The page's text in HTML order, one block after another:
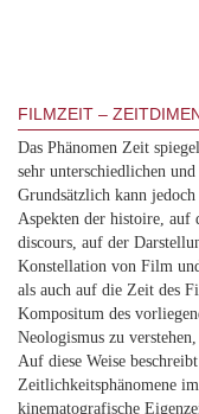
FILMZEIT –
Das Phänomen Zeit
sehr unterschiedlichen
Grundsätzlich kann
Aspekten der histoire, auf
discours, auf der
Konstellation von Film
als auch auf die Zeit des
Kompositum des
Neologismus zu
Auf diese Weise
Zeitlichkeitsphänomene
kinematografische